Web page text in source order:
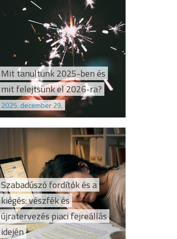
Mit tanultunk 2025-ben és
mit felejtsünk el 2026-ra?
2025. december 29.
Szabadúszó fordítók és a
kiégés: vészfék és
újratervezés piaci fejreállás
idején